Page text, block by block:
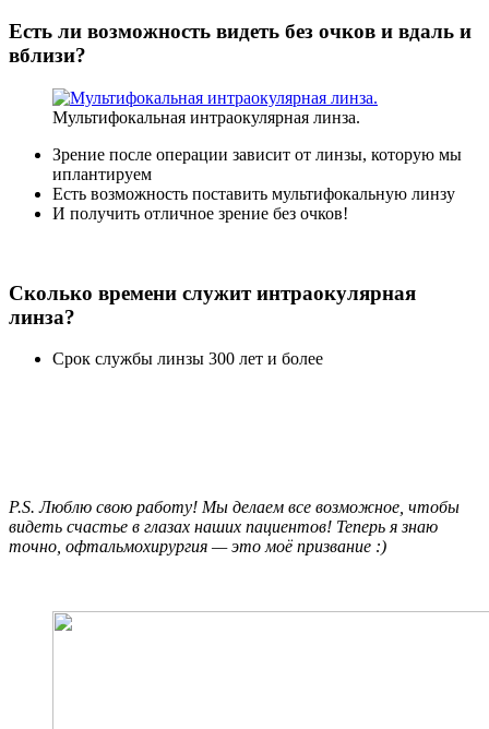
Есть ли возможность видеть без очков и вдаль и
вблизи?
Мультифокальная интраокулярная линза.
Зрение после операции зависит от линзы, которую мы
иплантируем
Есть возможность поставить мультифокальную линзу
И получить отличное зрение без очков!
Сколько времени служит интраокулярная
линза?
Срок службы линзы 300 лет и более
P.S. Люблю свою работу! Мы делаем все возможное, чтобы
видеть счастье в глазах наших пациентов! Теперь я знаю
точно, офтальмохирургия — это моё призвание :)